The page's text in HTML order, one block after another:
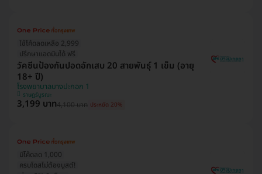
ใช้โค้ดลดเหลือ 2,999
ปรึกษาแอดมินได้ ฟรี
วัคซีนป้องกันปอดอักเสบ 20 สายพันธุ์ 1 เข็ม (อายุ
18+ ปี)
โรงพยาบาลบางปะกอก 1
ราษฎร์บูรณะ
3,199 บาท4,100 บาท ประหยัด 20%
มีโค้ดลด 1,000
ครบโดสไม่ต้องบูสต์!